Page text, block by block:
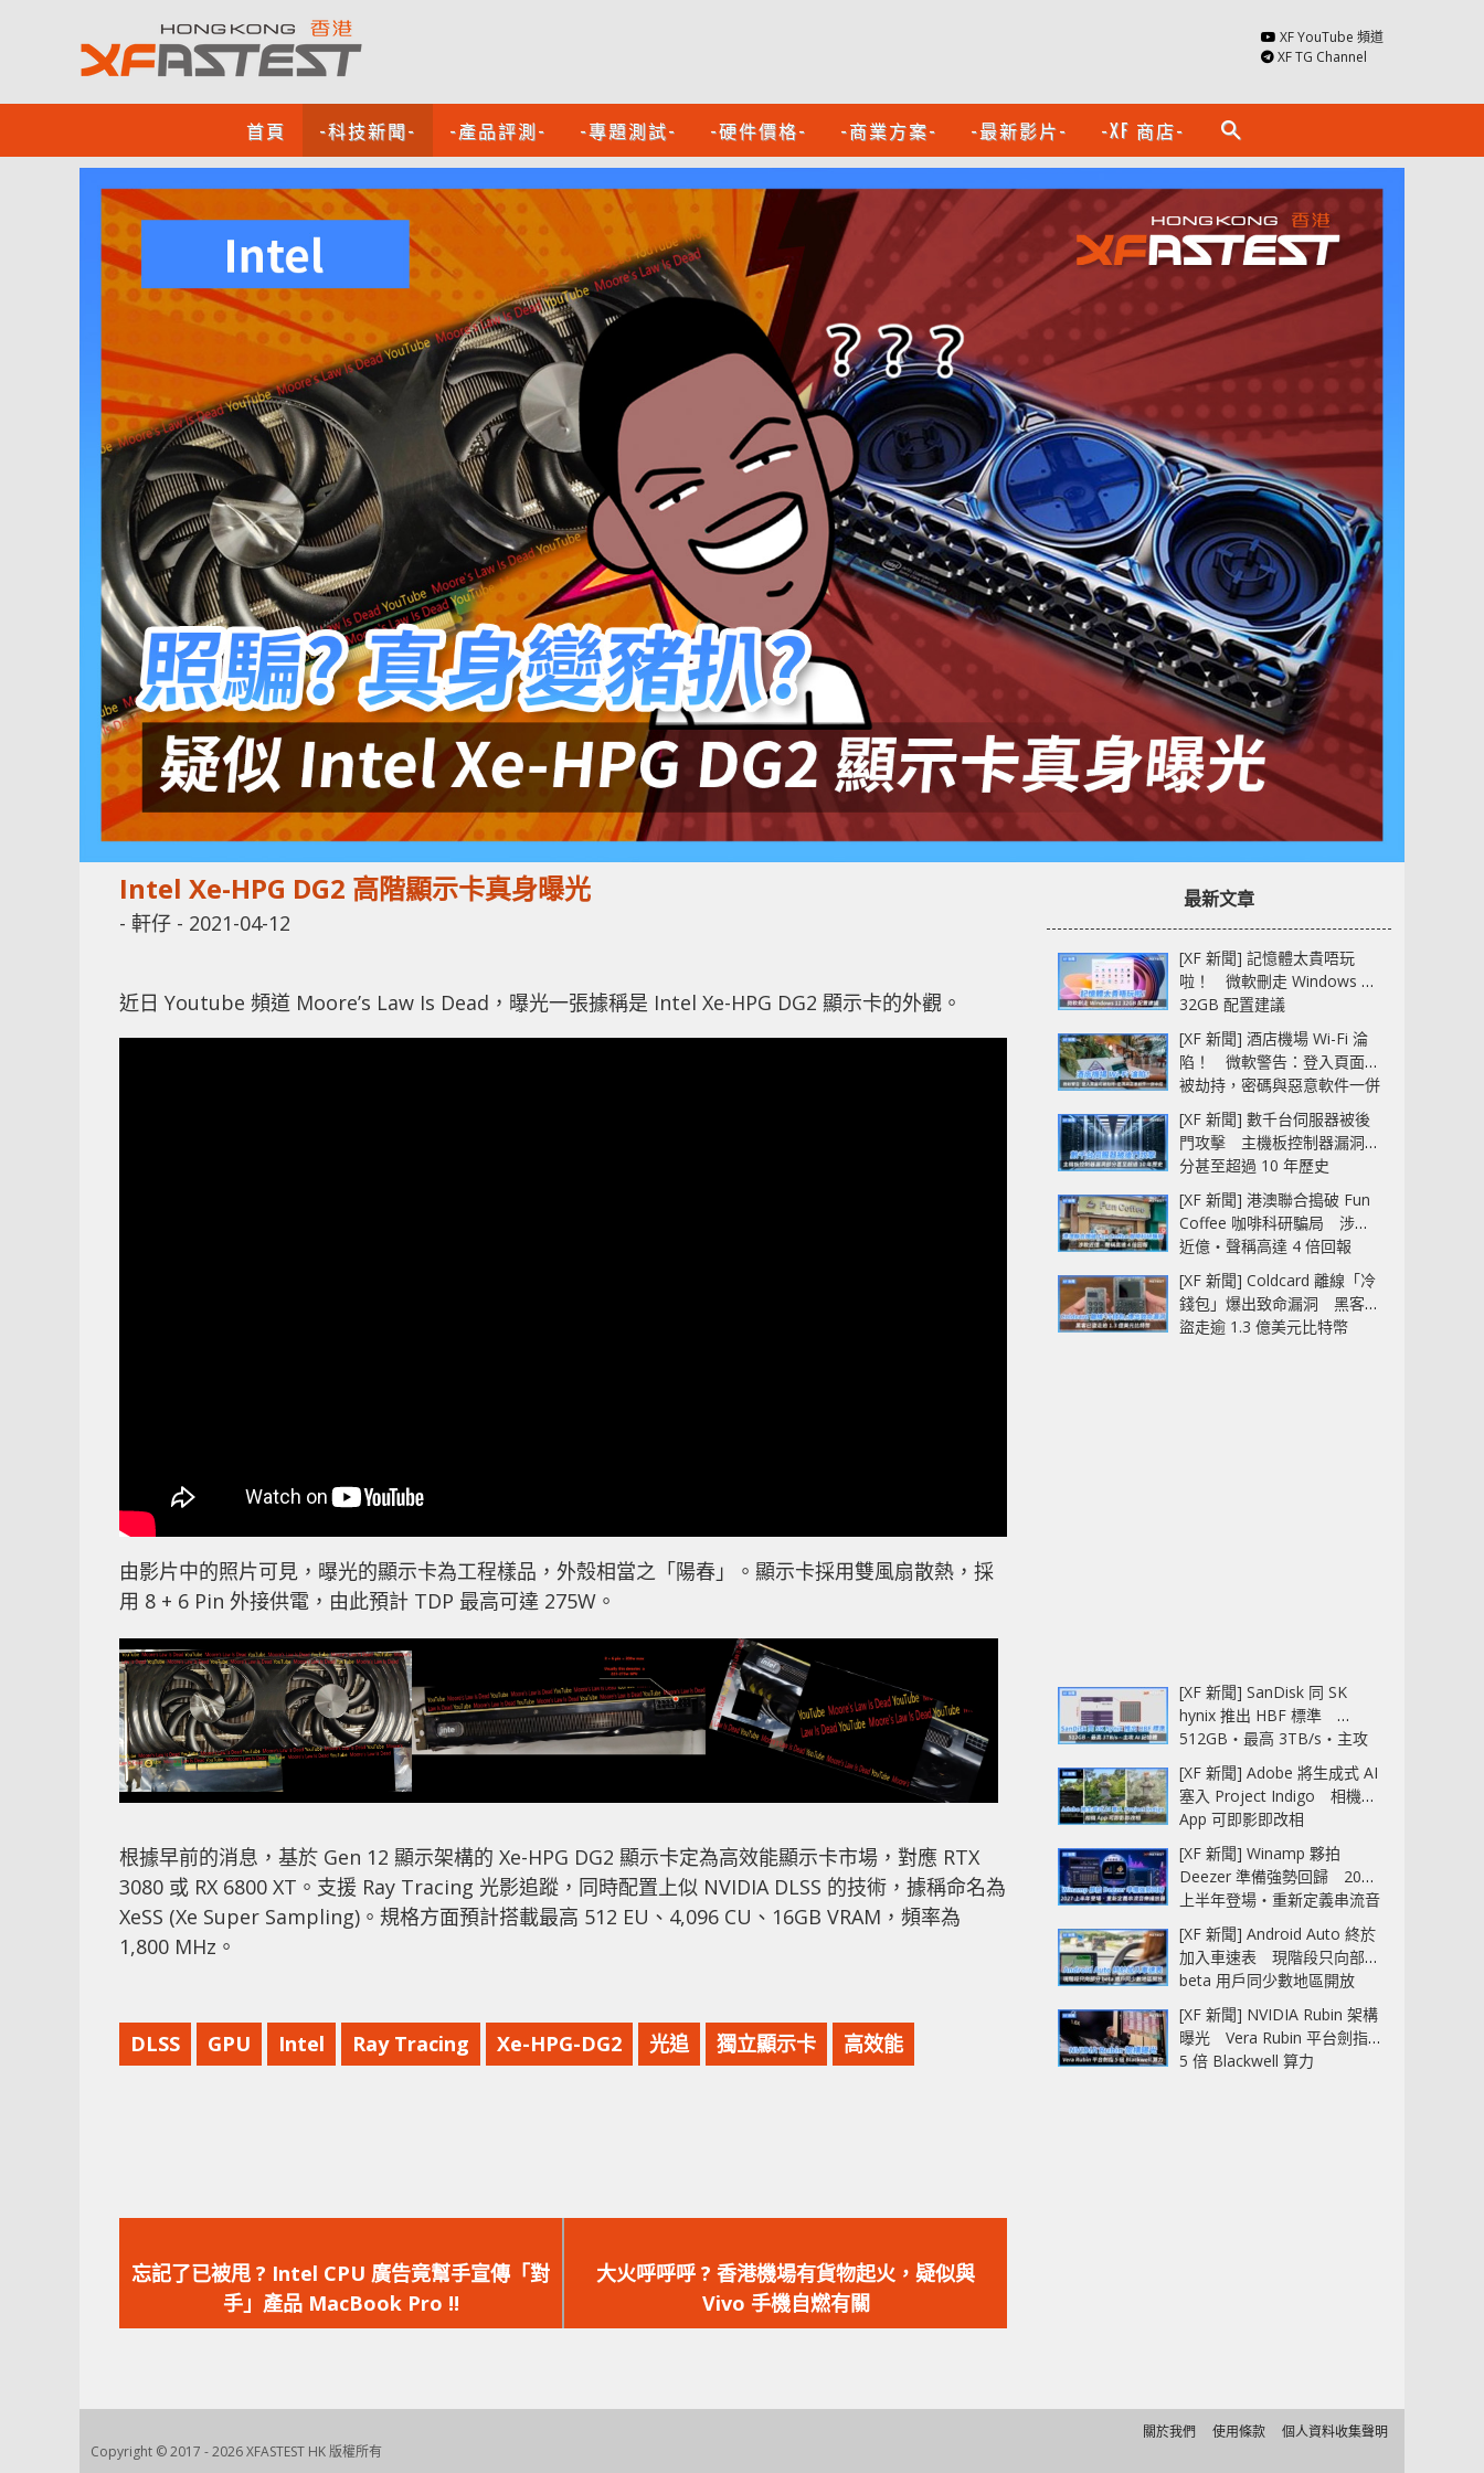
XF YouTube 頻道
XF TG Channel
首頁 -科技新聞- -產品評測- -專題測試- -硬件價格- -商業方案- -最新影片- -XF 商店- search
Intel Xe-HPG DG2 高階顯示卡真身曝光
- 軒仔 - 2021-04-12
近日 Youtube 頻道 Moore’s Law Is Dead，曝光一張據稱是 Intel Xe-HPG DG2 顯示卡的外觀。
由影片中的照片可見，曝光的顯示卡為工程樣品，外殼相當之「陽春」。顯示卡採用雙風扇散熱，採
用 8 + 6 Pin 外接供電，由此預計 TDP 最高可達 275W。
根據早前的消息，基於 Gen 12 顯示架構的 Xe-HPG DG2 顯示卡定為高效能顯示卡市場，對應 RTX
3080 或 RX 6800 XT。支援 Ray Tracing 光影追蹤，同時配置上似 NVIDIA DLSS 的技術，據稱命名為
XeSS (Xe Super Sampling)。規格方面預計搭載最高 512 EU、4,096 CU、16GB VRAM，頻率為
1,800 MHz。
DLSS GPU Intel Ray Tracing Xe-HPG-DG2 光追 獨立顯示卡 高效能
一
篇
文
忘記了已被甩 ? Intel CPU 廣告竟幫手宣傳「對
手」產品 MacBook Pro !!
一
篇
文
大火呼呼呼 ? 香港機場有貨物起火，疑似與
Vivo 手機自燃有關
最新文章
[XF 新聞] 記憶體太貴唔玩
啦！ 微軟刪走 Windows 11
32GB 配置建議
[XF 新聞] 酒店機場 Wi-Fi 淪
陷！ 微軟警告：登入頁面可
被劫持，密碼與惡意軟件一併
中招
[XF 新聞] 數千台伺服器被後
門攻擊 主機板控制器漏洞部
分甚至超過 10 年歷史
[XF 新聞] 港澳聯合搗破 Fun
Coffee 咖啡科研騙局 涉款
近億‧聲稱高達 4 倍回報
[XF 新聞] Coldcard 離線「冷
錢包」爆出致命漏洞 黑客已
盜走逾 1.3 億美元比特幣
[XF 新聞] SanDisk 同 SK
hynix 推出 HBF 標準
512GB‧最高 3TB/s‧主攻
AI 記憶體
[XF 新聞] Adobe 將生成式 AI
塞入 Project Indigo 相機
App 可即影即改相
[XF 新聞] Winamp 夥拍
Deezer 準備強勢回歸 2027
上半年登場‧重新定義串流音
樂播放器
[XF 新聞] Android Auto 終於
加入車速表 現階段只向部分
beta 用戶同少數地區開放
[XF 新聞] NVIDIA Rubin 架構
曝光 Vera Rubin 平台劍指
5 倍 Blackwell 算力
Copyright © 2017 - 2026 XFASTEST HK 版權所有
關於我們 使用條款 個人資料收集聲明